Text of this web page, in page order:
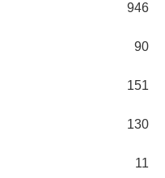
946
90
151
130
11